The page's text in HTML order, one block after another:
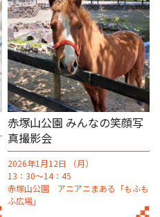
赤塚山公園 みんなの笑顔写
真撮影会
2026年1月12日 （月）
13：30～14：45
赤塚山公園 アニアニまある「もふも
ふ広場」